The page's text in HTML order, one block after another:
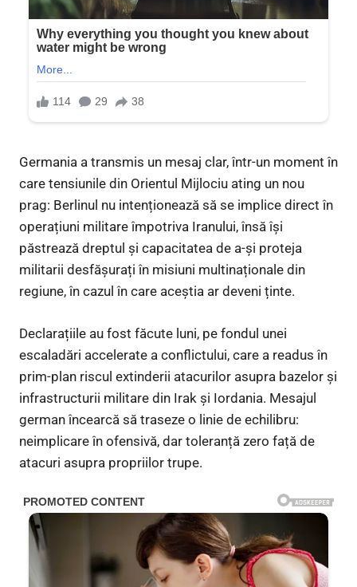
Germania a transmis un mesaj clar, într-un moment în
care tensiunile din Orientul Mijlociu ating un nou
prag: Berlinul nu intenționează să se implice direct în
operațiuni militare împotriva Iranului, însă își
păstrează dreptul și capacitatea de a-și proteja
militarii desfășurați în misiuni multinaționale din
regiune, în cazul în care aceștia ar deveni ținte.
Declarațiile au fost făcute luni, pe fondul unei
escaladări accelerate a conflictului, care a readus în
prim-plan riscul extinderii atacurilor asupra bazelor și
infrastructurii militare din Irak și Iordania. Mesajul
german încearcă să traseze o linie de echilibru:
neimplicare în ofensivă, dar toleranță zero față de
atacuri asupra propriilor trupe.